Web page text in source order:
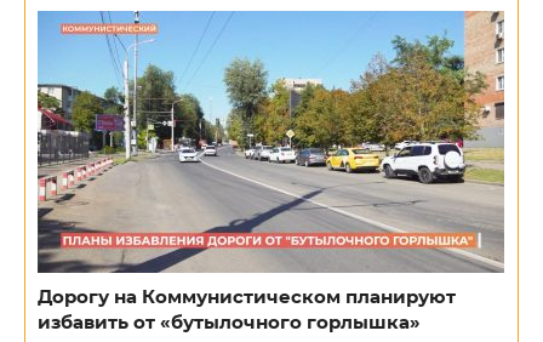
Дорогу на Коммунистическом планируют
избавить от «бутылочного горлышка»